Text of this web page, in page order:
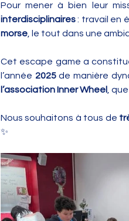
Pour mener à bien leur
interdisciplinaires : travail en
morse , le tout dans une
Cet escape game a
l’année 2025 de manière
l’association Inner Wheel
,
Nous souhaitons à tous de
✨